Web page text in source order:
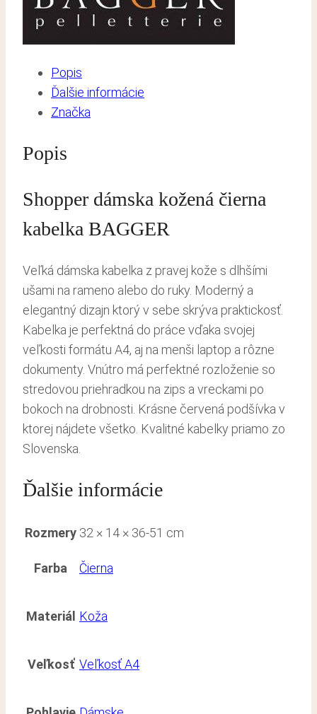
Popis
Ďalšie informácie
Značka
Popis
Shopper dámska kožená čierna
kabelka BAGGER
Veľká dámska kabelka z pravej kože s dlhšími
ušami na rameno alebo do ruky. Moderný a
elegantný dizajn ktorý v sebe skrýva praktickosť.
Kabelka je perfektná do práce vďaka svojej
veľkosti formátu A4, aj na menši laptop a rôzne
dokumenty. Vnútro má perfektné rozloženie so
stredovou priehradkou na zips a vreckami po
bokoch na drobnosti. Krásne červená podšívka v
ktorej nájdete všetko. Kvalitné kabelky priamo zo
Slovenska.
Ďalšie informácie
Rozmery 32 × 14 × 36-51 cm
Farba Čierna
Materiál Koža
Veľkosť Veľkosť A4